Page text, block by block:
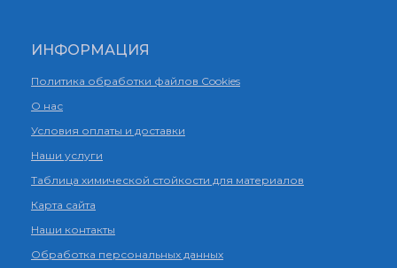
ИНФОРМАЦИЯ
Политика обработки файлов Cookies
О нас
Условия оплаты и доставки
Наши услуги
Таблица химической стойкости для материалов
Карта сайта
Наши контакты
Обработка персональных данных